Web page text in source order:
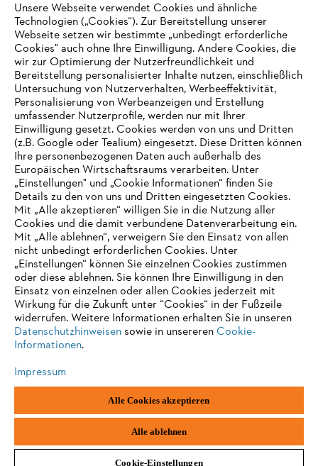
ImpressumDatenschutzCookie Informationen AGB
STIHL Kettenwerk GmbH & Co KG, 9500 Wil | STIHL VERTRIEBS AG,
8617 Mönchaltorf
Unsere Webseite verwendet Cookies und ähnliche
Technologien („Cookies“). Zur Bereitstellung unserer
Webseite setzen wir bestimmte „unbedingt erforderliche
Cookies" auch ohne Ihre Einwilligung. Andere Cookies, die
wir zur Optimierung der Nutzerfreundlichkeit und
Bereitstellung personalisierter Inhalte nutzen, einschließlich
Untersuchung von Nutzerverhalten, Werbeeffektivität,
Personalisierung von Werbeanzeigen und Erstellung
umfassender Nutzerprofile, werden nur mit Ihrer
Einwilligung gesetzt. Cookies werden von uns und Dritten
(z.B. Google oder Tealium) eingesetzt. Diese Dritten können
Ihre personenbezogenen Daten auch außerhalb des
Europäischen Wirtschaftsraums verarbeiten. Unter
„Einstellungen" und „Cookie Informationen“ finden Sie
Details zu den von uns und Dritten eingesetzten Cookies.
Mit „Alle akzeptieren“ willigen Sie in die Nutzung aller
Cookies und die damit verbundene Datenverarbeitung ein.
Mit „Alle ablehnen“, verweigern Sie den Einsatz von allen
nicht unbedingt erforderlichen Cookies. Unter
„Einstellungen“ können Sie einzelnen Cookies zustimmen
oder diese ablehnen. Sie können Ihre Einwilligung in den
Einsatz von einzelnen oder allen Cookies jederzeit mit
Wirkung für die Zukunft unter “Cookies“ in der Fußzeile
widerrufen. Weitere Informationen erhalten Sie in unseren
Datenschutzhinweisensowie in unsereren Cookie-
Informationen.
Impressum
Alle Cookies akzeptieren
Alle ablehnen
Cookie-Einstellungen